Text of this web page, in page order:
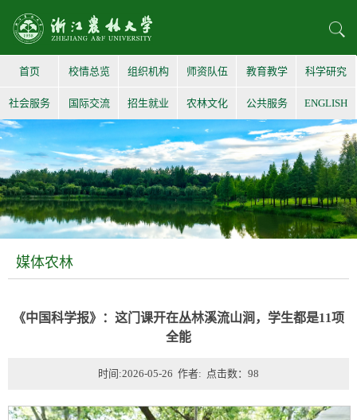
首页 校情总览 组织机构 师资队伍 教育教学 科学研究
社会服务 国际交流 招生就业 农林文化 公共服务 ENGLISH
媒体农林
《中国科学报》：这门课开在丛林溪流山涧，学生都是11项
全能
时间:2026-05-26 作者: 点击数： 98